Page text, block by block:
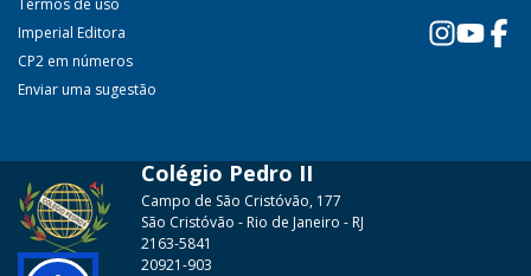
Termos de uso
Imperial Editora
CP2 em números
Enviar uma sugestão
Colégio Pedro II
Campo de São Cristóvão, 177
São Cristóvão - Rio de Janeiro - RJ
2163-5841
20921-903